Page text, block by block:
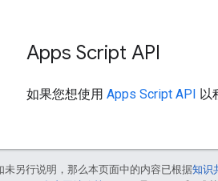
Apps Script API
如果您想使用 Apps Script API 以
未另行说明，那么本页面中的内容已根据知识